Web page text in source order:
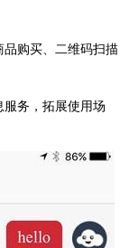
购买、二维码扫描
务，拓展使用场